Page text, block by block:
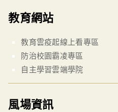
教育網站
教育雲疫起線上看專區
防治校園霸凌專區
自主學習雲端學院
風場資訊